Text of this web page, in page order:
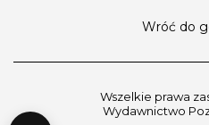
Wróć do
Wszelkie prawa
Wydawnictwo